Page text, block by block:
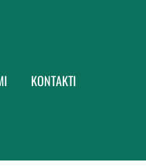
KONTAKTI